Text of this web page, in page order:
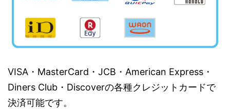
VISA・MasterCard・JCB・American Express・
Diners Club・Discoverの各種クレジットカードで
決済可能です。